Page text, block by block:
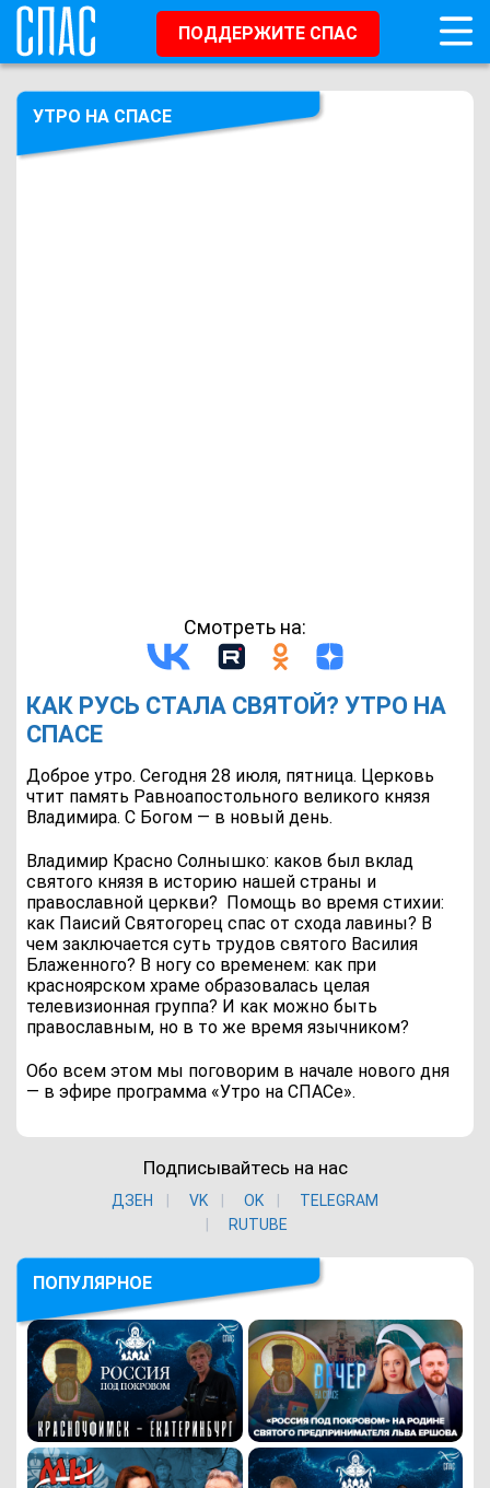
ПОДДЕРЖИТЕ СПАС
УТРО НА СПАСЕ
Смотреть на:
КАК РУСЬ СТАЛА СВЯТОЙ? УТРО НА
СПАСЕ
Доброе утро. Сегодня 28 июля, пятница. Церковь
чтит память Равноапостольного великого князя
Владимира. С Богом — в новый день.
Владимир Красно Солнышко: каков был вклад
святого князя в историю нашей страны и
православной церкви? Помощь во время стихии:
как Паисий Святогорец спас от схода лавины? В
чем заключается суть трудов святого Василия
Блаженного? В ногу со временем: как при
красноярском храме образовалась целая
телевизионная группа? И как можно быть
православным, но в то же время язычником?
Обо всем этом мы поговорим в начале нового дня
— в эфире программа «Утро на СПАСе».
Подписывайтесь на нас
ДЗЕН VK ОK
TELEGRAM
RUTUBE
ПОПУЛЯРНОЕ